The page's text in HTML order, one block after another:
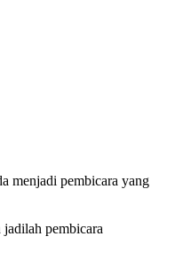
menjadi pembicara yang
pembicara